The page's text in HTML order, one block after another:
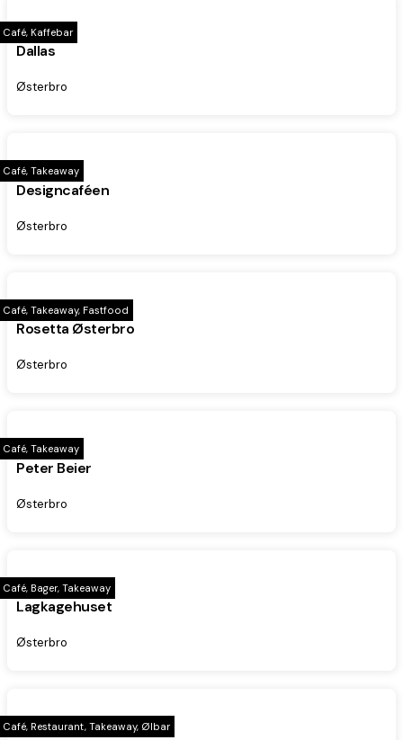
Café, Kaffebar
Dallas
Østerbro
Café, Takeaway
Designcaféen
Østerbro
Café, Takeaway, Fastfood
Rosetta Østerbro
Østerbro
Café, Takeaway
Peter Beier
Østerbro
Café, Bager, Takeaway
Lagkagehuset
Østerbro
Café, Restaurant, Takeaway, Ølbar